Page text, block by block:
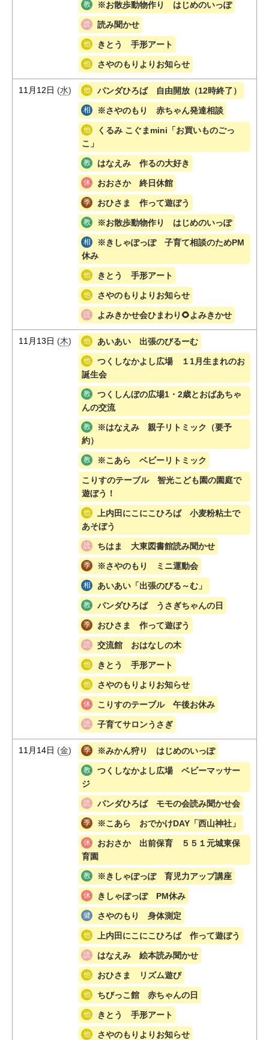
※お散歩動物作り はじめのいっぽ
読み聞かせ
きとう 手形アート
さやのもりよりお知らせ
11月12日 (水) パンダひろば 自由開放（12時終了）
※さやのもり 赤ちゃん発達相談
くるみ こぐまmini「お買いものごっ
こ」
はなえみ 作るの大好き
おおさか 終日休館
おひさま 作って遊ぼう
※お散歩動物作り はじめのいっぽ
※きしゃぽっぽ 子育て相談のためPM
休み
きとう 手形アート
さやのもりよりお知らせ
よみきかせ会ひまわり🌻よみきかせ
11月13日 (木) あいあい 出張のびるーむ
つくしなかよし広場 １1月生まれのお
誕生会
つくしんぼの広場1・2歳とおばあちゃ
んの交流
※はなえみ 親子リトミック（要予
約）
※こあら ベビーリトミック
こりすのテーブル 智光こども園の園庭で
遊ぼう！
上内田にこにこひろば 小麦粉粘土で
あそぼう
ちはま 大東図書館読み聞かせ
※さやのもり ミニ運動会
あいあい「出張のびる～む」
パンダひろば うさぎちゃんの日
おひさま 作って遊ぼう
交流館 おはなしの木
きとう 手形アート
さやのもりよりお知らせ
こりすのテーブル 午後お休み
子育てサロンうさぎ
11月14日 (金) ※みかん狩り はじめのいっぽ
つくしなかよし広場 ベビーマッサー
ジ
パンダひろば モモの会読み聞かせ会
※こあら おでかけDAY「西山神社」
おおさか 出前保育 ５５１元城東保
育園
※きしゃぽっぽ 育児力アップ講座
きしゃぽっぽ PM休み
さやのもり 身体測定
上内田にこにこひろば 作って遊ぼう
はなえみ 絵本読み聞かせ
おひさま リズム遊び
ちびっこ館 赤ちゃんの日
きとう 手形アート
さやのもりよりお知らせ